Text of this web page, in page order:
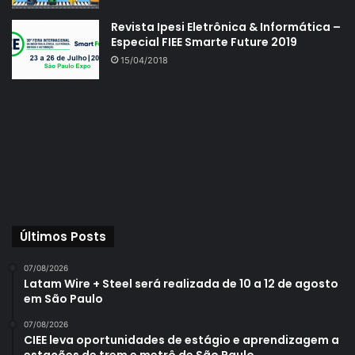
de modelo de lâmpadas incandescentes de todas as
potências é proibida desde 2016.
de cerca de duas toneladas de lâmpadas LED por mês.
componentes recicláveis lâmpadas
Revista Ipesi Eletrônica & Informática –
Especial FIEE Smarte Future 2019
15/04/2018
Últimos Posts
07/08/2026
Latam Wire + Steel será realizada de 10 a 12 de agosto
em São Paulo
07/08/2026
CIEE leva oportunidades de estágio e aprendizagem a